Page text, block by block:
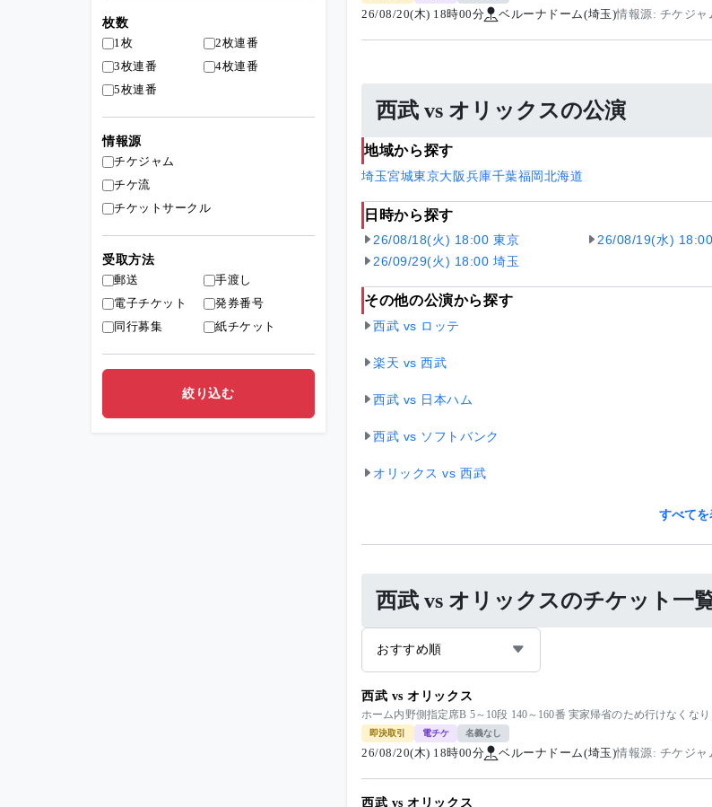
26/08/20(木) 18時00分 ベルーナドーム(埼玉)情報源: チケジャ
西武 vs オリックスの公演
地域から探す
埼玉宮城東京大阪兵庫千葉福岡北海道
日時から探す
26/08/18(火) 18:00 東京 26/08/19(水)
26/09/29(火) 18:00 埼玉
その他の公演から探す
西武 vs ロッテ
楽天 vs 西武
西武 vs 日本ハム
西武 vs ソフトバンク
オリックス vs 西武
すべてを
西武 vs オリックスのチケット一
おすすめ順
西武 vs オリックス
ホーム内野側指定席B 5～10段 140～160番 実家帰省のため行けなくな
即決取引 電チケ 名義なし
26/08/20(木) 18時00分 ベルーナドーム(埼玉)情報源: チケジャ
西武 vs オリックス
枚数
1枚
2枚連番
3枚連番
4枚連番
5枚連番
情報源
チケジャム
チケ流
チケットサークル
受取方法
郵送
手渡し
電子チケット
発券番号
同行募集
紙チケット